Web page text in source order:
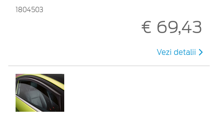
1804503
€ 69,43
Vezi detalii